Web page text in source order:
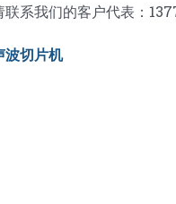
系我们的客户代表：
切片机